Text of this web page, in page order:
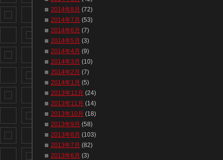
2014年8月 (72)
2014年7月 (53)
2014年6月 (7)
2014年5月 (3)
2014年4月 (9)
2014年3月 (10)
2014年2月 (7)
2014年1月 (5)
2013年12月 (24)
2013年11月 (14)
2013年10月 (18)
2013年9月 (58)
2013年8月 (103)
2013年7月 (82)
2013年6月 (3)